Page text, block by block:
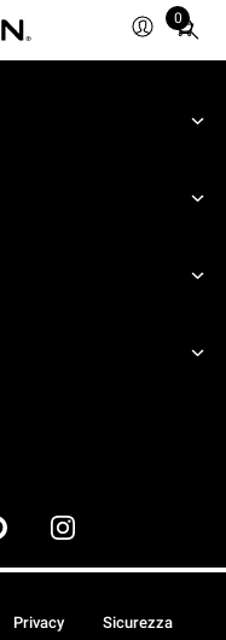
0
Total
items
cart:
Privacy Sicurezza